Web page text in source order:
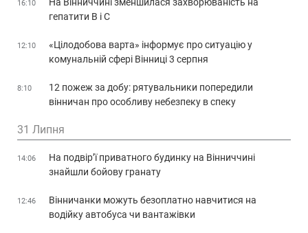
16:10
гепатити В і С
12:10
«Цілодобова варта» інформує про ситуацію у
комунальній сфері Вінниці 3 серпня
8:10
12 пожеж за добу: рятувальники попередили
вінничан про особливу небезпеку в спеку
31 Липня
14:06
На подвір’ї приватного будинку на Вінниччині
знайшли бойову гранату
12:46
Вінничанки можуть безоплатно навчитися на
водійку автобуса чи вантажівки